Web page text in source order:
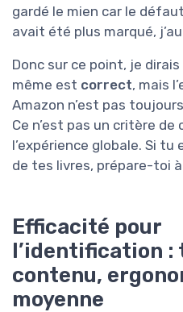
gardé le mien car le
avait été plus marqué,
Donc sur ce point, je
même est correct, mais
Amazon n’est pas
Ce n’est pas un critère
l’expérience globale. Si tu
de tes livres, prépare-toi
Efficacité pour
l’identification :
contenu,
moyenne